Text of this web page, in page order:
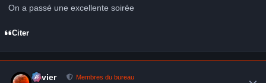
On a passé une excellente soirée
Citer
Xavier Membres du bureau